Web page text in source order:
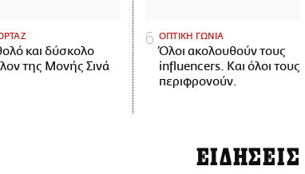
και δύσκολο
της Μονής Σινά
ΟΠΤΙΚΗ ΓΩΝΙΑ
Όλοι ακολουθούν τους
influencers. Και όλοι τους
περιφρονούν.
ΕΙΔΗΣΕΙΣ